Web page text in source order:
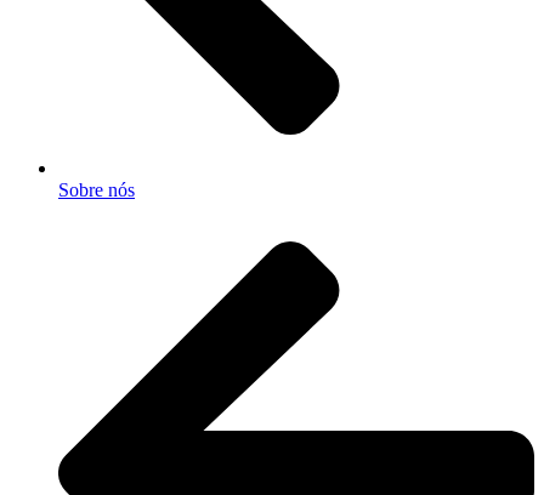
Sobre nós